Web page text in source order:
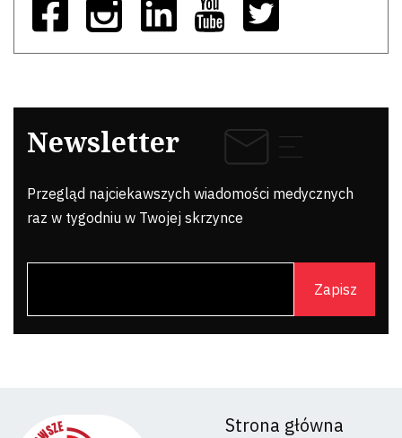
Newsletter
Przegląd najciekawszych wiadomości medycznych
raz w tygodniu w Twojej skrzynce
Strona główna